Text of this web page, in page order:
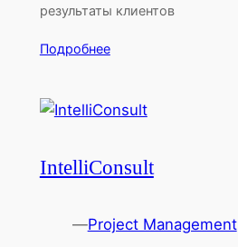
результаты клиентов
Подробнее
IntelliConsult
—Project Management